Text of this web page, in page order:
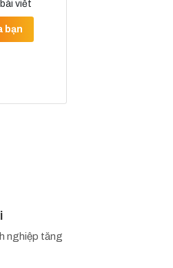
viết
Viết nhận xét của bạn
nghiệp tăng